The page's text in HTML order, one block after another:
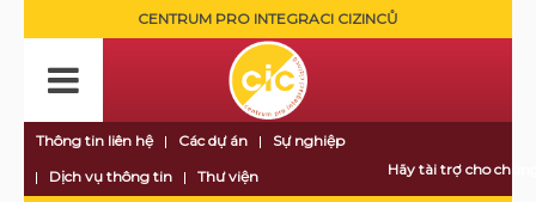
CENTRUM PRO INTEGRACI CIZINCŮ
Thông tin liên hệ Các dự án
Sự nghiệp
Dịch vụ thông tin
Thư viện Hãy tài trợ cho